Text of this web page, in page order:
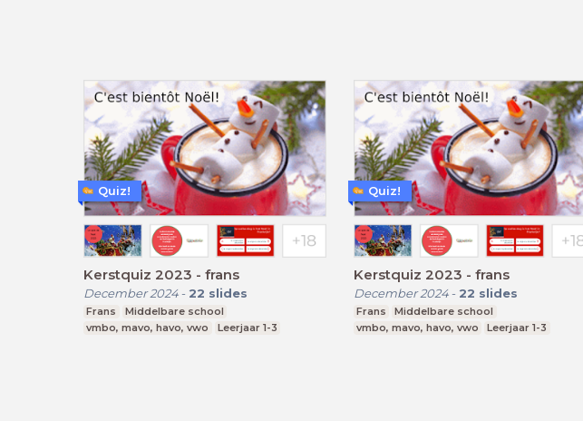
Kerstquiz 2023 - frans
December 2024- 22 slides
Frans
Middelbare school
vmbo, mavo, havo, vwo
Leerjaar 1-3
Quiz!
Kerstquiz 2023 - frans
December 2024- 22 slides
Frans
Middelbare school
vmbo, mavo, havo, vwo
Leerjaar 1-3
Quiz!